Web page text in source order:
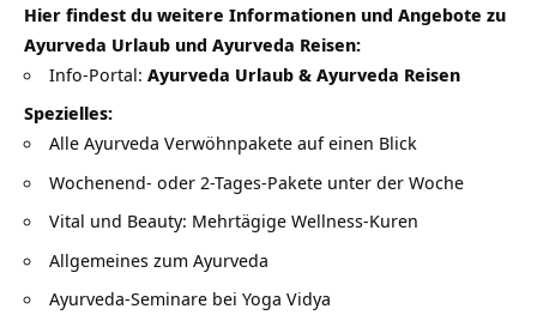
Hier findest du weitere Informationen und Angebote zu
Ayurveda Urlaub und Ayurveda Reisen:
Info-Portal: Ayurveda Urlaub & Ayurveda Reisen
Spezielles:
Alle Ayurveda Verwöhnpakete auf einen Blick
Wochenend- oder 2-Tages-Pakete unter der Woche
Vital und Beauty: Mehrtägige Wellness-Kuren
Allgemeines zum Ayurveda
Ayurveda-Seminare bei Yoga Vidya